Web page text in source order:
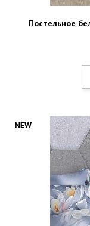
Постельное